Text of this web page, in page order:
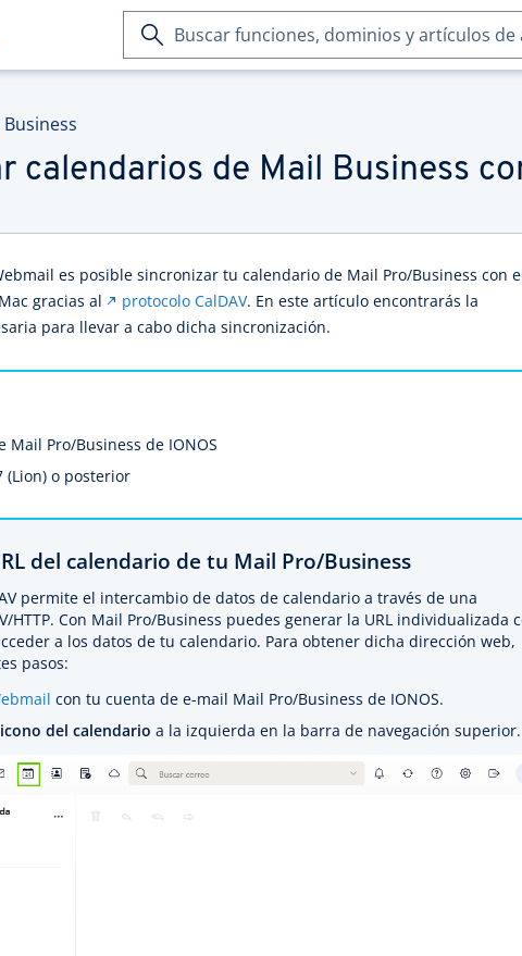
Buscar
funciones,
ayuda
calendarios de Mail Business
es posible sincronizar tu calendario de Mail Pro/Business con
gracias al
protocolo CalDAV. En este artículo encontrarás la
para llevar a cabo dicha sincronización.
Mail Pro/Business de IONOS
(Lion) o posterior
del calendario de tu Mail Pro/Business
permite el intercambio de datos de calendario a través de una
HTTP. Con Mail Pro/Business puedes generar la URL individualizada
a los datos de tu calendario. Para obtener dicha dirección web,
pasos:
con tu cuenta de e-mail Mail Pro/Business de IONOS.
icono del calendario a la izquierda en la barra de navegación superior.